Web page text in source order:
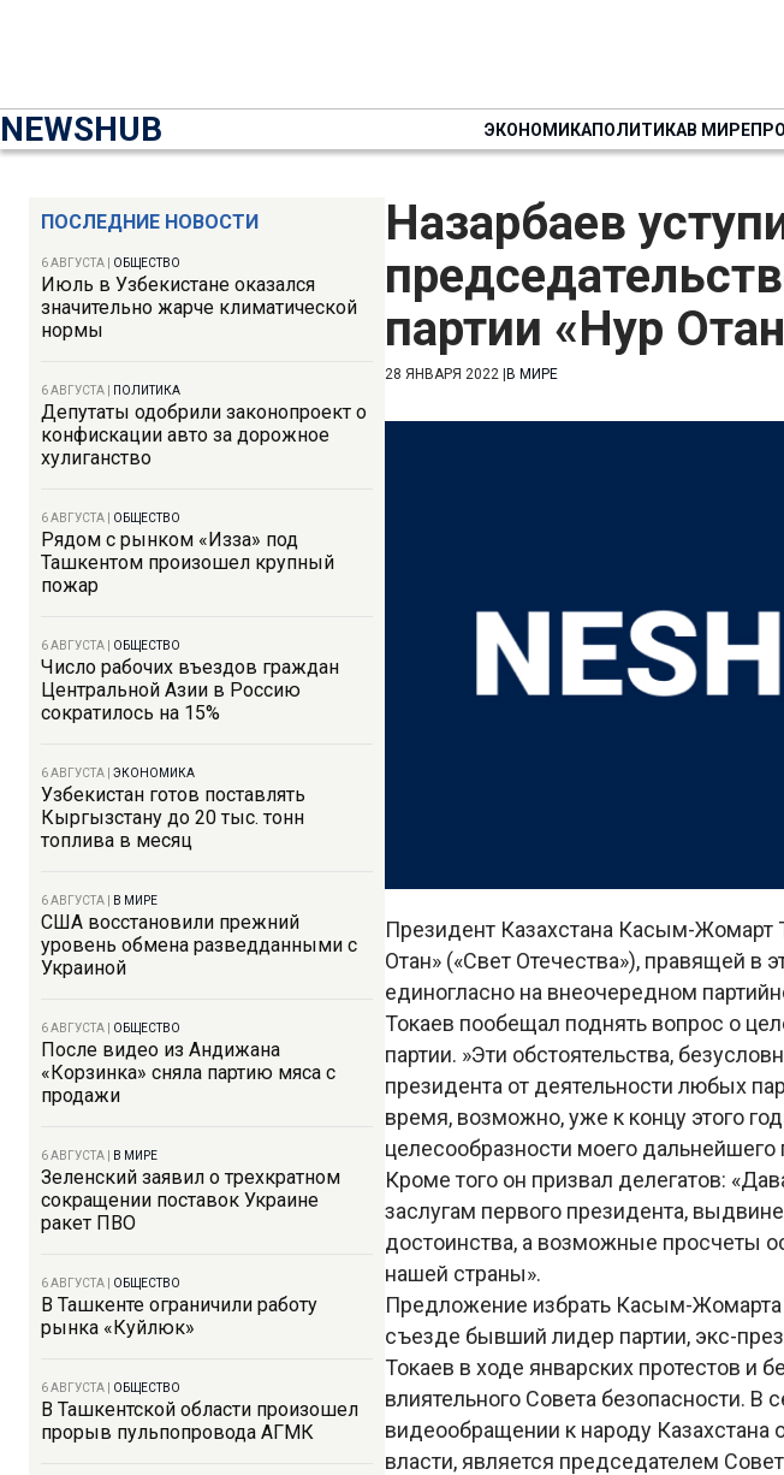
NEWSHUB ЭКОНОМИКАПОЛИТИКАВ МИРЕ
ПОСЛЕДНИЕ НОВОСТИ
6 АВГУСТА ОБЩЕСТВО
Июль в Узбекистане оказался
значительно жарче климатической
нормы
6 АВГУСТА ПОЛИТИКА
Депутаты одобрили законопроект о
конфискации авто за дорожное
хулиганство
6 АВГУСТА ОБЩЕСТВО
Рядом с рынком «Изза» под
Ташкентом произошел крупный
пожар
6 АВГУСТА ОБЩЕСТВО
Число рабочих въездов граждан
Центральной Азии в Россию
сократилось на 15%
6 АВГУСТА ЭКОНОМИКА
Узбекистан готов поставлять
Кыргызстану до 20 тыс. тонн
топлива в месяц
6 АВГУСТА В МИРЕ
США восстановили прежний
уровень обмена разведданными с
Украиной
6 АВГУСТА ОБЩЕСТВО
После видео из Андижана
«Корзинка» сняла партию мяса с
продажи
6 АВГУСТА В МИРЕ
Зеленский заявил о трехкратном
сокращении поставок Украине
ракет ПВО
6 АВГУСТА ОБЩЕСТВО
В Ташкенте ограничили работу
рынка «Куйлюк»
6 АВГУСТА ОБЩЕСТВО
В Ташкентской области произошел
прорыв пульпопровода АГМК
Назарбаев
партии «Нур
28 ЯНВАРЯ 2022 В МИРЕ
Президент Казахстана Касым-Жомарт
Отан» («Свет Отечества»), правящей в
единогласно на внеочередном
Токаев пообещал поднять вопрос о
партии. »Эти обстоятельства,
президента от деятельности любых
время, возможно, уже к концу этого
целесообразности моего дальнейшего
Кроме того он призвал делегатов:
заслугам первого президента,
достоинства, а возможные просчеты
нашей страны».
Предложение избрать Касым-Жомарта
съезде бывший лидер партии, экс-
Токаев в ходе январских протестов и
влиятельного Совета безопасности. В
видеообращении к народу Казахстана
власти, является председателем